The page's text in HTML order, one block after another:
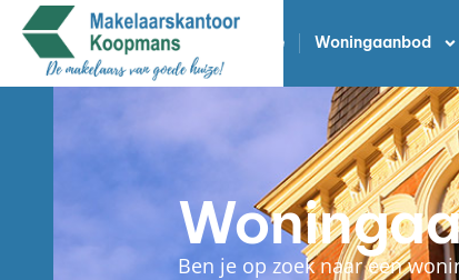
Home Woningaanbod
Ben je op zoek naar een